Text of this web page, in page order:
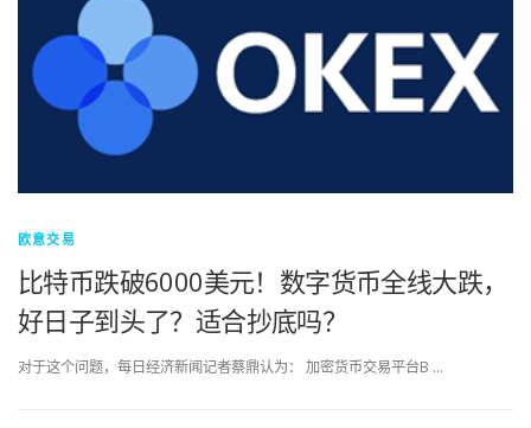
欧意交易
比特币跌破6000美元！数字货币全线大跌，
好日子到头了？适合抄底吗？
对于这个问题，每日经济新闻记者蔡鼎认为： 加密货币交易平台B …